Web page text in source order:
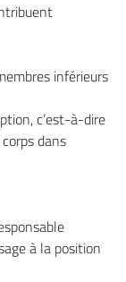
inférieurs
c’est-à-dire
dans
à la position